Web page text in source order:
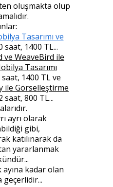
oluşmakta olup
Tasarımı ve
saat, 1400 TL...
ve WeaveBird ile
Tasarımı
saat, 1400 TL ve
ile Görselleştirme
saat, 800 TL...
ayrı olarak
gibi,
katılınarak da
yararlanmak
kadar olan
geçerlidir...